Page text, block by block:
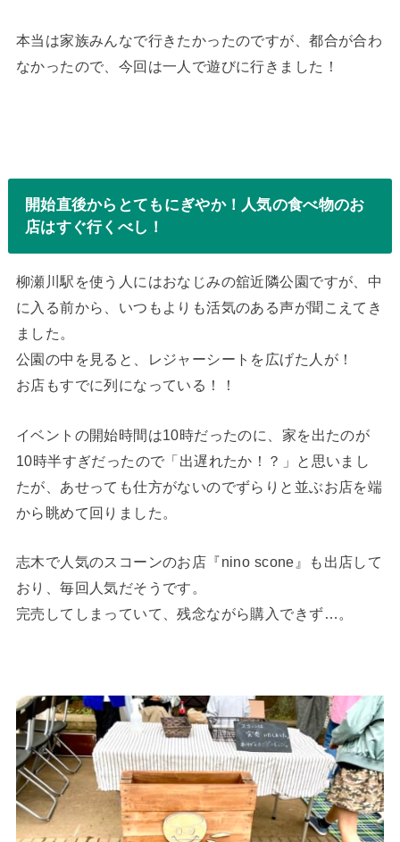
本当は家族みんなで行きたかったのですが、都合が合わ
なかったので、今回は一人で遊びに行きました！
開始直後からとてもにぎやか！人気の食べ物のお
店はすぐ行くべし！
柳瀬川駅を使う人にはおなじみの舘近隣公園ですが、中
に入る前から、いつもよりも活気のある声が聞こえてき
ました。
公園の中を見ると、レジャーシートを広げた人が！
お店もすでに列になっている！！
イベントの開始時間は10時だったのに、家を出たのが
10時半すぎだったので「出遅れたか！？」と思いまし
たが、あせっても仕方がないのでずらりと並ぶお店を端
から眺めて回りました。
志木で人気のスコーンのお店『nino scone』も出店して
おり、毎回人気だそうです。
完売してしまっていて、残念ながら購入できず…。